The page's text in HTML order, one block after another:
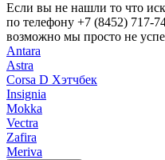
Если вы не нашли то что
по телефону +7 (8452) 717-
возможно мы просто не
Antara
Astra
Corsa D Хэтчбек
Insignia
Mokka
Vectra
Zafira
Meriva